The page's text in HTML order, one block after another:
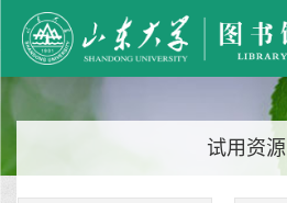
试用资源